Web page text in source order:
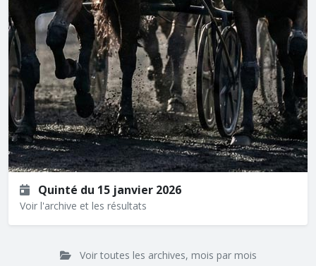
Quinté du 15 janvier 2026
Voir l'archive et les résultats
Voir toutes les archives, mois par mois